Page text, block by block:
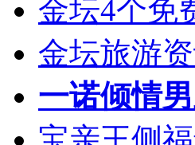
金坛4个免
金坛旅游
一诺倾情